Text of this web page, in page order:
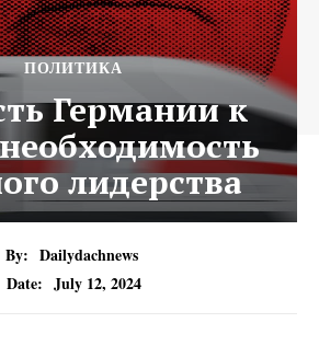
ПОЛИТИКА
Германии к
лидерства
By: Dailydachnews
Date: July 12, 2024